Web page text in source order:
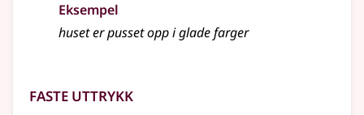
Eksempel
huset er pusset opp i glade farger
Faste uttrykk